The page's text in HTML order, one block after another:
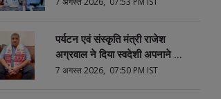
पर्यटन एवं संस्कृति मंत्री राजेश
अग्रवाल ने दिया स्वदेशी अपनाने का
संदेश
7 अगस्त 2026, 07:50 PM IST